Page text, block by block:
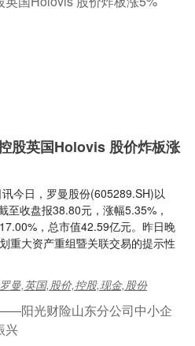
股英国Holovis 股价炸板涨
今日，罗曼股份(605289.SH)以
至收盘报38.80元，涨幅5.35%，
，总市值42.59亿元。昨日晚
重大资产重组暨关联交易的提示性
罗曼,英国,股价,控股,现金,股份